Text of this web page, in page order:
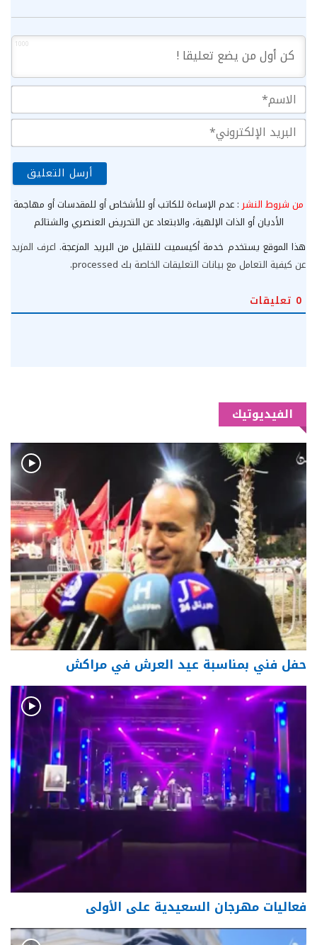
1000
من شروط النشر : عدم الإساءة للكاتب أو للأشخاص أو للمقدسات أو مهاجمة
الأديان أو الذات الإلهية، والابتعاد عن التحريض العنصري والشتائم
هذا الموقع يستخدم خدمة أكيسميت للتقليل من البريد المزعجة. اعرف المزيد
عن كيفية التعامل مع بيانات التعليقات الخاصة بك processed
.
0 تعليقات
الفيديوتيك
حفل فني بمناسبة عيد العرش في مراكش
فعاليات مهرجان السعيدية على الأولى